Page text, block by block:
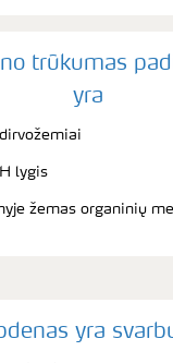
trūkumas
yra
lygis
žemas organinių
yra